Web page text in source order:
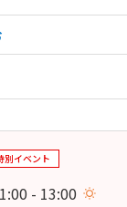
別イベント
- 13:00